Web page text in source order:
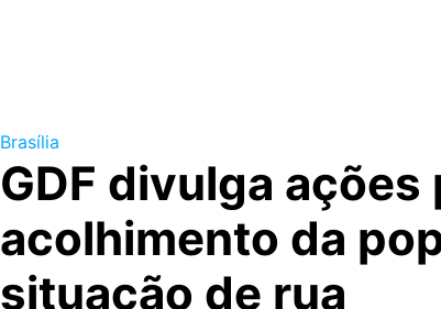
Brasília
GDF divulga ações
acolhimento da
situação de rua